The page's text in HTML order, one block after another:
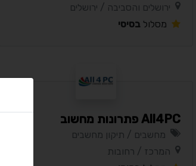
ירושלים והסביבה / ירושלים
מסלול בסיסי
All4PC פתרונות מחשוב
מחשבים / תיקון מחשבים
המרכז / רחובות